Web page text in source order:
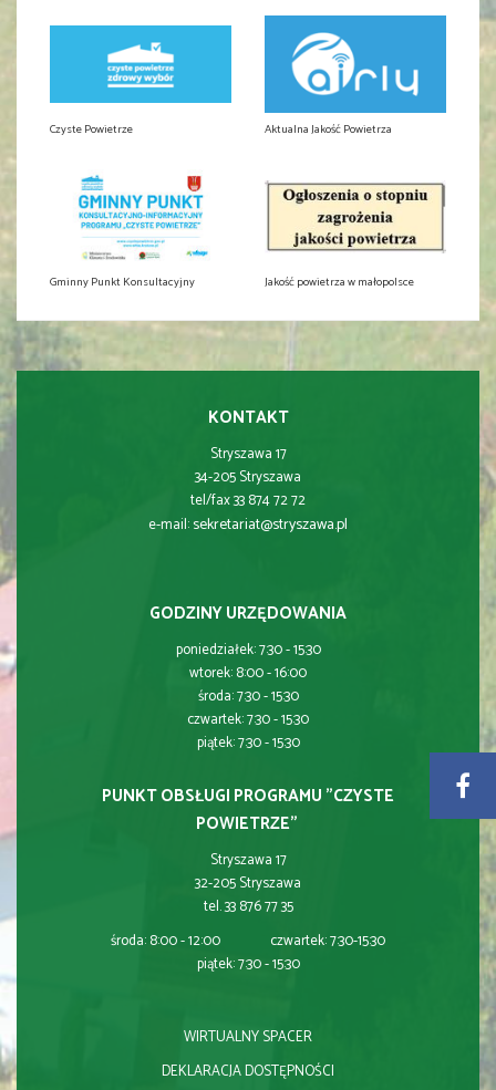
Czyste Powietrze Aktualna Jakość Powietrza
Gminny Punkt Konsultacyjny Jakość powietrza w małopolsce
KONTAKT
Stryszawa 17
34-205 Stryszawa
tel/fax 33 874 72 72
e-mail:sekretariat@stryszawa.pl
GODZINY URZĘDOWANIA
poniedziałek: 7:30 - 15:30
wtorek: 8:00 - 16:00
środa: 7:30 - 15:30
czwartek: 7:30 - 15:30
piątek: 7:30 - 15:30
PUNKT OBSŁUGI PROGRAMU "CZYSTE
POWIETRZE"
Stryszawa 17
32-205 Stryszawa
tel. 33 876 77 35
środa: 8:00 - 12:00 czwartek: 7:30-15:30
piątek: 7:30 - 15:30
WIRTUALNY SPACER
DEKLARACJA DOSTĘPNOŚCI